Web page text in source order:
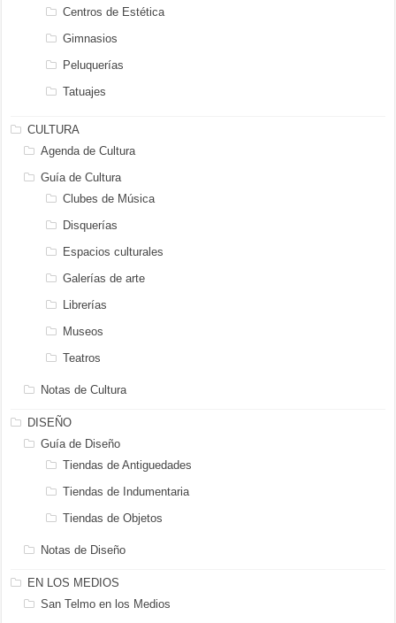
Centros de Estética
Gimnasios
Peluquerías
Tatuajes
CULTURA
Agenda de Cultura
Guía de Cultura
Clubes de Música
Disquerías
Espacios culturales
Galerías de arte
Librerías
Museos
Teatros
Notas de Cultura
DISEÑO
Guía de Diseño
Tiendas de Antiguedades
Tiendas de Indumentaria
Tiendas de Objetos
Notas de Diseño
EN LOS MEDIOS
San Telmo en los Medios